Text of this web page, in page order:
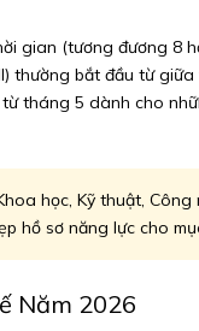
gian (tương đương 8
thường bắt đầu từ
tháng 5 dành cho
học, Kỹ thuật,
hồ sơ năng lực cho
Năm 2026